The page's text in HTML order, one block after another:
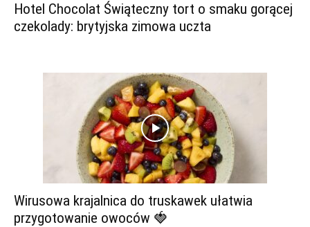
Hotel Chocolat Świąteczny tort o smaku gorącej
czekolady: brytyjska zimowa uczta
Wirusowa krajalnica do truskawek ułatwia
przygotowanie owoców 🍓